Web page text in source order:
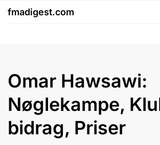
fmadigest.com
Omar Hawsawi:
Nøglekampe,
bidrag, Priser